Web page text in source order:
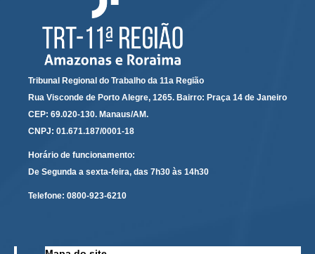
Calendário de Sessões da 2ª Turma - 2026
Calendário das Sessões da 3ª Turma 2026
Calendário das Sessões do Pleno e Especializadas 2026
Cadastro de Peritos, Tradutores e Intérpretes
Calendários
Calendário Geral
Calendário de Eventos
Tribunal Regional do Trabalho da 11a Região
Rua Visconde de Porto Alegre, 1265. Bairro: Praça 14 de Janeiro
CEP: 69.020-130. Manaus/AM.
CNPJ: 01.671.187/0001-18
Horário de funcionamento:
De Segunda a sexta-feira, das 7h30 às 14h30
Telefone: 0800-923-6210